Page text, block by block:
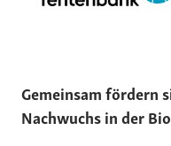
Gemeinsam fördern
Nachwuchs in der